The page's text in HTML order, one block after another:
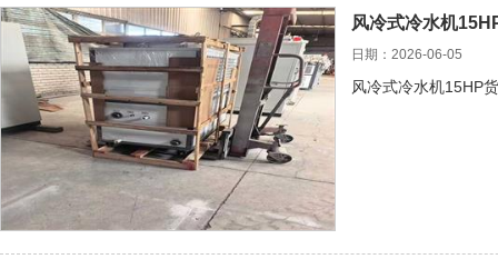
风冷式冷水机
日期：2026-06-05
风冷式冷水机15HP